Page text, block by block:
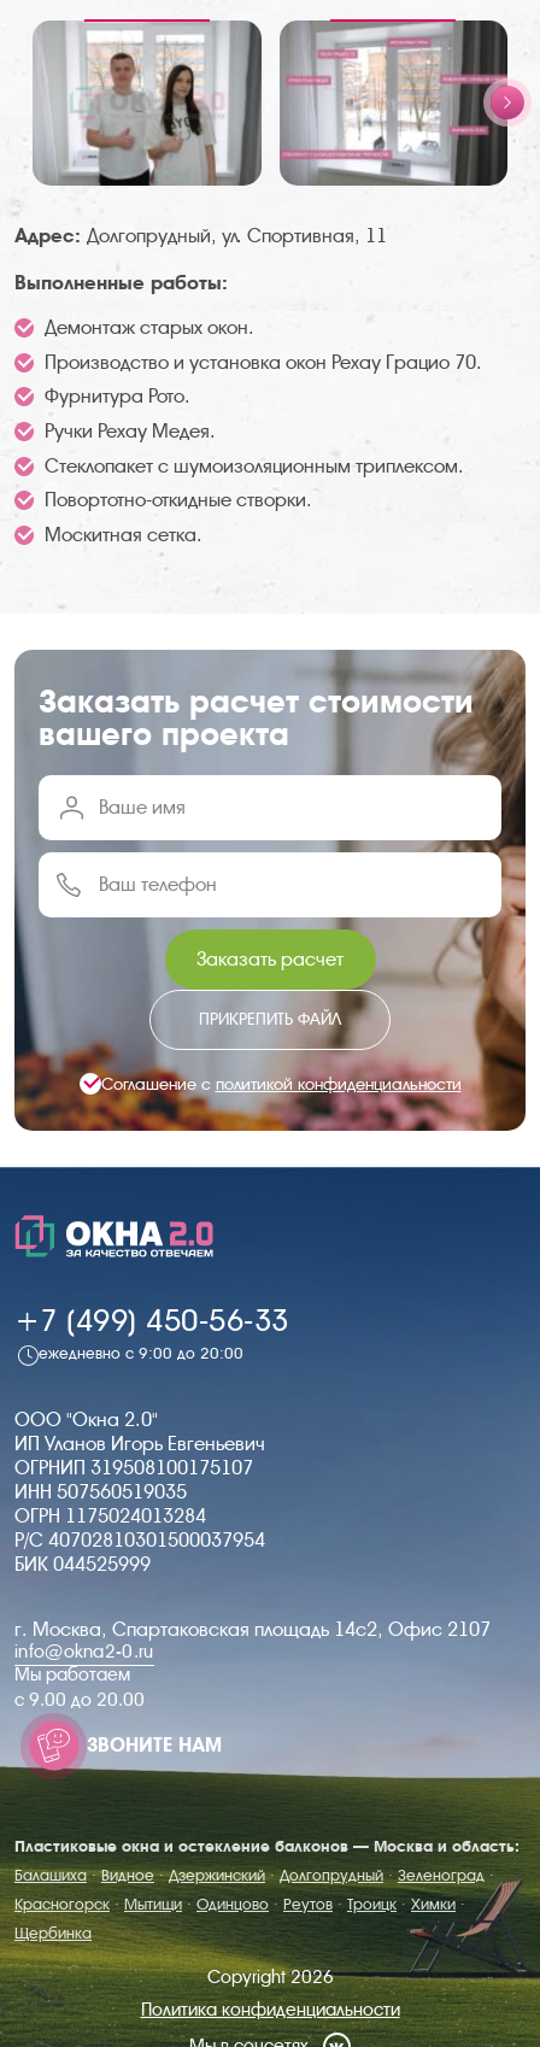
Адрес: Долгопрудный, ул. Спортивная, 11
Выполненные работы:
Демонтаж старых окон.
Производство и установка окон Рехау Грацио 70.
Фурнитура Рото.
Ручки Рехау Медея.
Стеклопакет с шумоизоляционным триплексом.
Повортотно-откидные створки.
Москитная сетка.
Заказать расчет стоимости
вашего проекта
Заказать расчет
ПРИКРЕПИТЬ ФАЙЛ
Соглашение с политикой конфиденциальности
+7 (499) 450-56-33
ежедневно с 9:00 до 20:00
ООО "Окна 2.0"
ИП Уланов Игорь Евгеньевич
ОГРНИП 319508100175107
ИНН 507560519035
ОГРН 1175024013284
Р/С 40702810301500037954
БИК 044525999
г. Москва, Спартаковская площадь 14с2, Офис 2107
info@okna2-0.ru
Мы работаем
c 9.00 до 20.00
ЗВОНИТЕ НАМ
Пластиковые окна и остекление балконов — Москва и область:
Балашиха·Видное·Дзержинский·Долгопрудный · Зеленоград ·
Красногорск · Мытищи · Одинцово · Реутов · Троицк · Химки ·
Щербинка
Copyright 2026
Политика конфиденциальности